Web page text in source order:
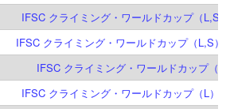
IFSC クライミング・ワールドカップ（L,S
IFSC クライミング・ワールドカップ（L,S）
IFSC クライミング・ワールドカップ（L
IFSC クライミング・ワールドカップ（L）